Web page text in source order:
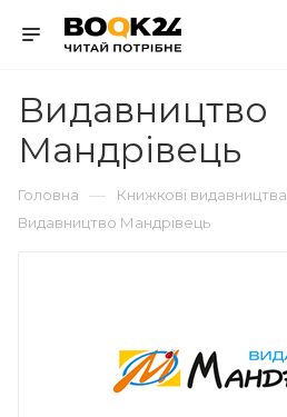
Видавництво
Мандрівець
Головна — Книжкові видавництва
Видавництво Мандрівець